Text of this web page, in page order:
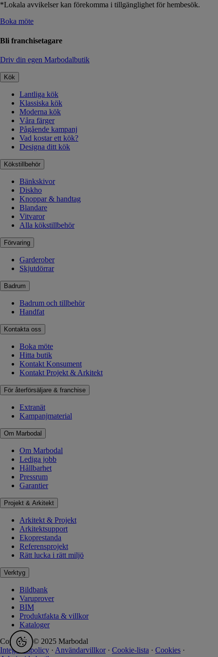
*Lokala avvikelser kan förekomma i tillgänglighet för hembesök.
Boka möte
Bli franchisetagare
Driv din egen Marbodalbutik
Kök
Lantliga kök
Klassiska kök
Moderna kök
Våra färger
Pågående kampanj
Vad kostar ett kök?
Designa ditt kök
Kökstillbehör
Bänkskivor
Diskho
Knoppar & handtag
Blandare
Vitvaror
Alla kökstillbehör
Förvaring
Garderober
Skjutdörrar
Badrum
Badrum och tillbehör
Handfat
Kontakta oss
Boka möte
Hitta butik
Kontakt Konsument
Kontakt Projekt & Arkitekt
För återförsäljare & franchise
Extranät
Kampanjmaterial
Om Marbodal
Om Marbodal
Lediga jobb
Hållbarhet
Pressrum
Garantier
Projekt & Arkitekt
Arkitekt & Projekt
Arkitektsupport
Ekoprestanda
Referensprojekt
Rätt lucka i rätt miljö
Verktyg
Bildbank
Varuprover
BIM
Produktfakta & villkor
Kataloger
Copyright © 2025 Marbodal
Integritetspolicy · Användarvillkor · Cookie-lista · Cookies ·